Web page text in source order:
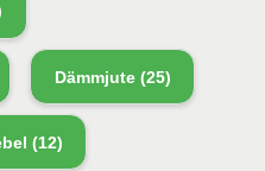
Dämmjute(25)
(12)